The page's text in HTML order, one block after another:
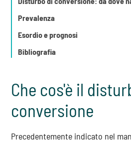
Prevalenza
Esordio e prognosi
Bibliografia
Che cos'è il
conversione
Precedentemente indicato nel